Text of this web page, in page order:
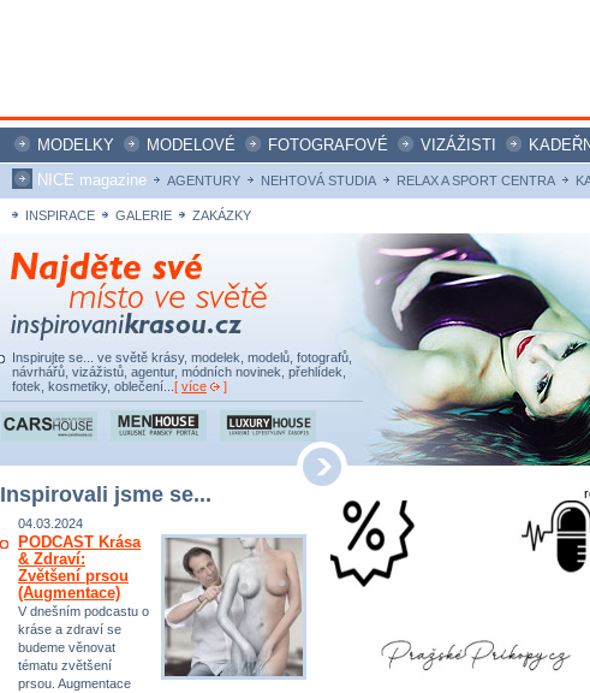
MODELKY MODELOVÉ FOTOGRAFOVÉ VIZÁŽISTI
NICE magazine
AGENTURY NEHTOVÁ STUDIA RELAX A SPORT CENTRA
INSPIRACE GALERIE ZAKÁZKY
Inspirujte se... ve světě krásy, modelek, modelů, fotografů,
návrhářů, vizážistů, agentur, módních novinek, přehlídek,
fotek, kosmetiky, oblečení... [ více ]
Inspirovali jsme se...
04.03.2024
PODCAST Krása
& Zdraví:
Zvětšení prsou
(Augmentace)
V dnešním podcastu o
kráse a zdraví se
budeme věnovat
tématu zvětšení
prsou. Augmentace